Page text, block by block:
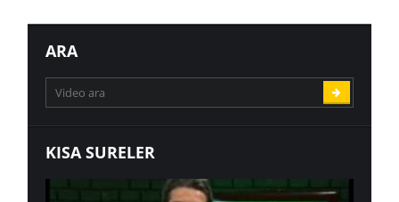
ARA
KISA SURELER